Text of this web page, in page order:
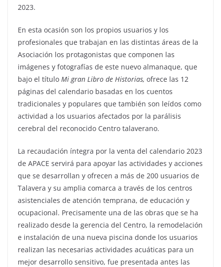
2023.
En esta ocasión son los propios usuarios y los
profesionales que trabajan en las distintas áreas de la
Asociación los protagonistas que componen las
imágenes y fotografías de este nuevo almanaque, que
bajo el título Mi gran Libro de Historias, ofrece las 12
páginas del calendario basadas en los cuentos
tradicionales y populares que también son leídos como
actividad a los usuarios afectados por la parálisis
cerebral del reconocido Centro talaverano.
La recaudación íntegra por la venta del calendario 2023
de APACE servirá para apoyar las actividades y acciones
que se desarrollan y ofrecen a más de 200 usuarios de
Talavera y su amplia comarca a través de los centros
asistenciales de atención temprana, de educación y
ocupacional. Precisamente una de las obras que se ha
realizado desde la gerencia del Centro, la remodelación
e instalación de una nueva piscina donde los usuarios
realizan las necesarias actividades acuáticas para un
mejor desarrollo sensitivo, fue presentada antes las